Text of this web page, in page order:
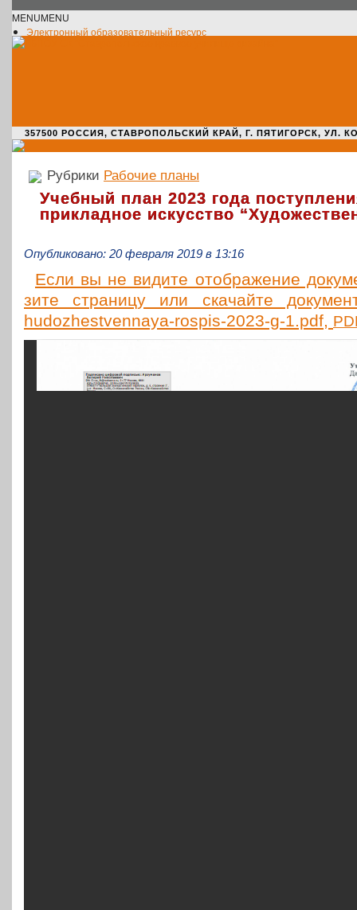
MENUMENU
Электронный образовательный ресурс
357500 РОССИЯ, СТАВРОПОЛЬСКИЙ КРАЙ, Г. ПЯТИГОРСК, УЛ.
Рубрики Рабочие планы
Учебный план 2023 года
прикладное искусство
Опубликовано: 20 февраля 2019 в 13:16
Если вы не видите отоб­ра­же­ние
зи­те стра­ни­цу или ска­чай­те
hudozhestvennaya-rospis-2023-g‑1.pdf,